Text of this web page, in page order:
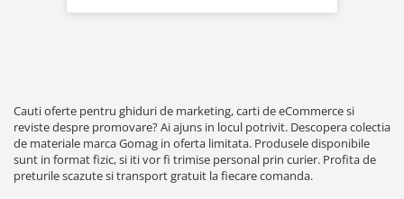
Cauti oferte pentru ghiduri de marketing, carti de eCommerce si
reviste despre promovare? Ai ajuns in locul potrivit. Descopera colectia
de materiale marca Gomag in oferta limitata. Produsele disponibile
sunt in format fizic, si iti vor fi trimise personal prin curier. Profita de
preturile scazute si transport gratuit la fiecare comanda.